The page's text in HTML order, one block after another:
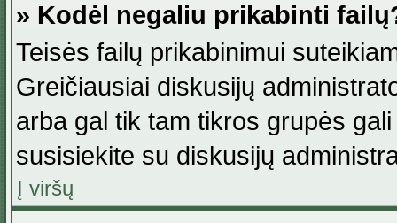
» Kodėl negaliu prikabinti
Teisės failų prikabinimui
Greičiausiai diskusijų
arba gal tik tam tikros grupės
susisiekite su diskusijų
Į viršų